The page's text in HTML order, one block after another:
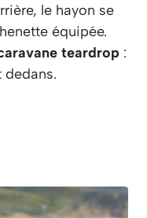
le hayon se
équipée.
teardrop :